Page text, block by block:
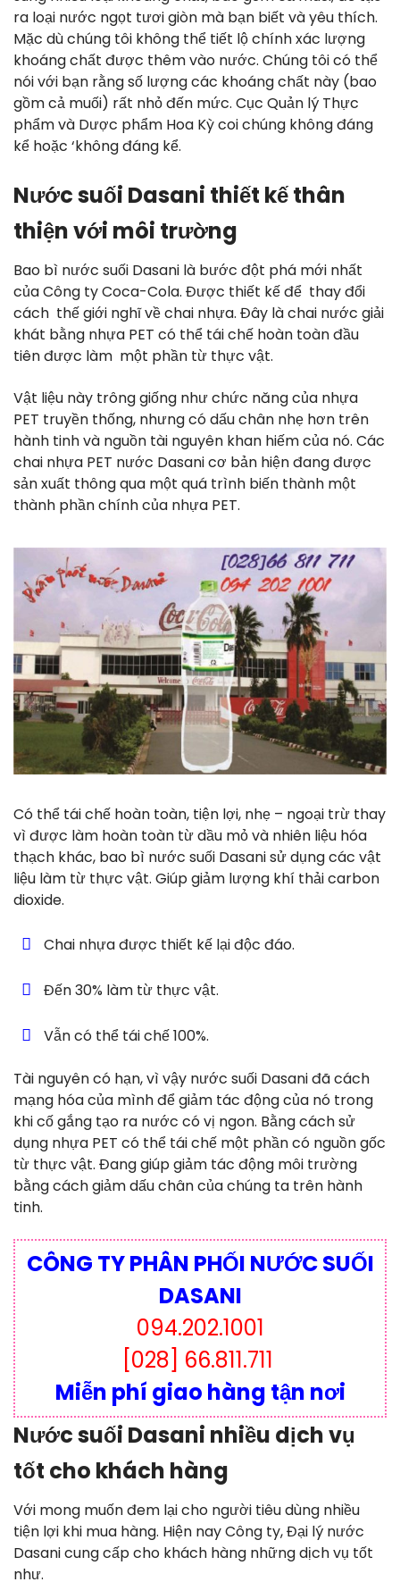
ra loại nước ngọt tươi giòn mà bạn biết và yêu thích.
Mặc dù chúng tôi không thể tiết lộ chính xác lượng
khoáng chất được thêm vào nước. Chúng tôi có thể
nói với bạn rằng số lượng các khoáng chất này (bao
gồm cả muối) rất nhỏ đến mức. Cục Quản lý Thực
phẩm và Dược phẩm Hoa Kỳ coi chúng không đáng
kể hoặc ‘không đáng kể.
Nước suối Dasani thiết kế thân
thiện với môi trường
Bao bì nước suối Dasani là bước đột phá mới nhất
của Công ty Coca-Cola. Được thiết kế để thay đổi
cách thế giới nghĩ về chai nhựa. Đây là chai nước giải
khát bằng nhựa PET có thể tái chế hoàn toàn đầu
tiên được làm một phần từ thực vật.
Vật liệu này trông giống như chức năng của nhựa
PET truyền thống, nhưng có dấu chân nhẹ hơn trên
hành tinh và nguồn tài nguyên khan hiếm của nó. Các
chai nhựa PET nước Dasani cơ bản hiện đang được
sản xuất thông qua một quá trình biến thành một
thành phần chính của nhựa PET.
Có thể tái chế hoàn toàn, tiện lợi, nhẹ – ngoại trừ thay
vì được làm hoàn toàn từ dầu mỏ và nhiên liệu hóa
thạch khác, bao bì nước suối Dasani sử dụng các vật
liệu làm từ thực vật. Giúp giảm lượng khí thải carbon
dioxide.
Chai nhựa được thiết kế lại độc đáo.
Đến 30% làm từ thực vật.
Vẫn có thể tái chế 100%.
Tài nguyên có hạn, vì vậy nước suối Dasani đã cách
mạng hóa của mình để giảm tác động của nó trong
khi cố gắng tạo ra nước có vị ngon. Bằng cách sử
dụng nhựa PET có thể tái chế một phần có nguồn gốc
từ thực vật. Đang giúp giảm tác động môi trường
bằng cách giảm dấu chân của chúng ta trên hành
tinh.
CÔNG TY PHÂN PHỐI NƯỚC SUỐI
DASANI
094.202.1001
[028] 66.811.711
Miễn phí giao hàng tận nơi
Nước suối Dasani nhiều dịch vụ
tốt cho khách hàng
Với mong muốn đem lại cho người tiêu dùng nhiều
tiện lợi khi mua hàng. Hiện nay Công ty, Đại lý nước
Dasani cung cấp cho khách hàng những dịch vụ tốt
như.